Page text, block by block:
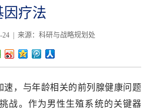
因疗法
24 | 来源：科研与战略规划处
速，与年龄相关的前列腺健康问题
战。作为男性生殖系统的关键器